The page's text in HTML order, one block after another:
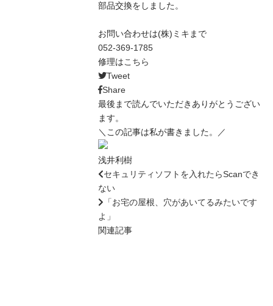
部品交換をしました。
お問い合わせは(株)ミキまで
052-369-1785
修理はこちら
Tweet
Share
最後まで読んでいただきありがとうござい
ます。
＼この記事は私が書きました。／
浅井利樹
セキュリティソフトを入れたらScanでき
ない
「お宅の屋根、穴があいてるみたいです
よ」
関連記事